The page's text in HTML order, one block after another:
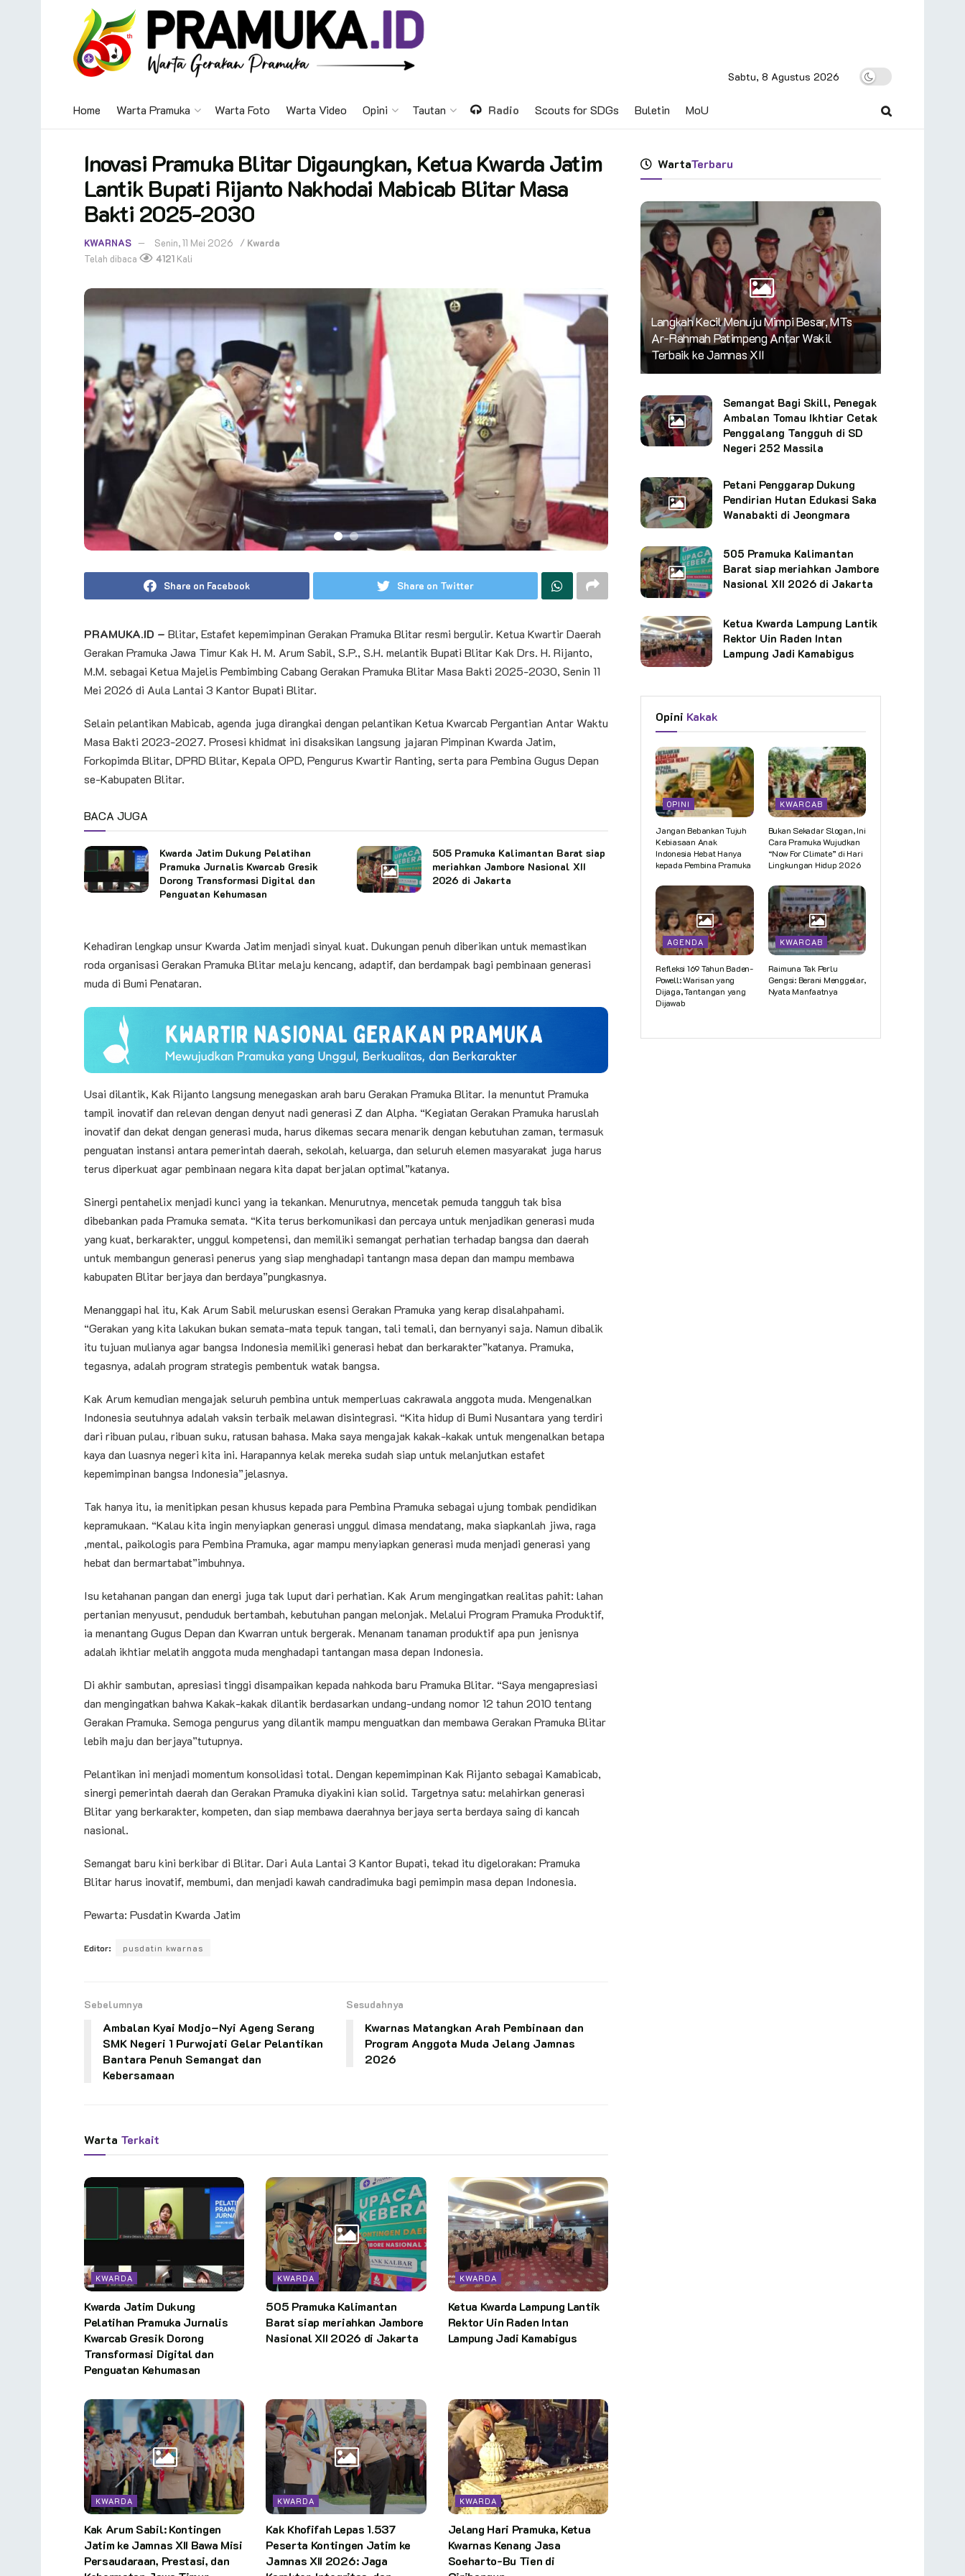
Sabtu, 8 Agustus 2026
Home Warta Pramuka Warta Foto Warta Video Opini Tautan Radio Scouts for SDGs Buletin MoU
Inovasi Pramuka Blitar Digaungkan, Ketua Kwarda Jatim
Lantik Bupati Rijanto Nakhodai Mabicab Blitar Masa
Bakti 2025-2030
KWARNAS Senin, 11 Mei 2026 / Kwarda
Telah dibaca
4121 Kali
Share on Facebook Share on Twitter
PRAMUKA.ID – Blitar, Estafet kepemimpinan Gerakan Pramuka Blitar resmi bergulir. Ketua Kwartir Daerah
Gerakan Pramuka Jawa Timur Kak H. M. Arum Sabil, S.P., S.H. melantik Bupati Blitar Kak Drs. H. Rijanto,
M.M. sebagai Ketua Majelis Pembimbing Cabang Gerakan Pramuka Blitar Masa Bakti 2025-2030, Senin 11
Mei 2026 di Aula Lantai 3 Kantor Bupati Blitar.
Selain pelantikan Mabicab, agenda juga dirangkai dengan pelantikan Ketua Kwarcab Pergantian Antar Waktu
Masa Bakti 2023-2027. Prosesi khidmat ini disaksikan langsung jajaran Pimpinan Kwarda Jatim,
Forkopimda Blitar, DPRD Blitar, Kepala OPD, Pengurus Kwartir Ranting, serta para Pembina Gugus Depan
se-Kabupaten Blitar.
BACA JUGA
Kwarda Jatim Dukung Pelatihan
Pramuka Jurnalis Kwarcab Gresik
Dorong Transformasi Digital dan
Penguatan Kehumasan
505 Pramuka Kalimantan Barat siap
meriahkan Jambore Nasional XII
2026 di Jakarta
Kehadiran lengkap unsur Kwarda Jatim menjadi sinyal kuat. Dukungan penuh diberikan untuk memastikan
roda organisasi Gerakan Pramuka Blitar melaju kencang, adaptif, dan berdampak bagi pembinaan generasi
muda di Bumi Penataran.
Usai dilantik, Kak Rijanto langsung menegaskan arah baru Gerakan Pramuka Blitar. Ia menuntut Pramuka
tampil inovatif dan relevan dengan denyut nadi generasi Z dan Alpha. “Kegiatan Gerakan Pramuka haruslah
inovatif dan dekat dengan generasi muda, harus dikemas secara menarik dengan kebutuhan zaman, termasuk
penguatan instansi antara pemerintah daerah, sekolah, keluarga, dan seluruh elemen masyarakat juga harus
terus diperkuat agar pembinaan negara kita dapat berjalan optimal”katanya.
Sinergi pentahelix menjadi kunci yang ia tekankan. Menurutnya, mencetak pemuda tangguh tak bisa
dibebankan pada Pramuka semata. “Kita terus berkomunikasi dan percaya untuk menjadikan generasi muda
yang kuat, berkarakter, unggul kompetensi, dan memiliki semangat perhatian terhadap bangsa dan daerah
untuk membangun generasi penerus yang siap menghadapi tantangn masa depan dan mampu membawa
kabupaten Blitar berjaya dan berdaya”pungkasnya.
Menanggapi hal itu, Kak Arum Sabil meluruskan esensi Gerakan Pramuka yang kerap disalahpahami.
“Gerakan yang kita lakukan bukan semata-mata tepuk tangan, tali temali, dan bernyanyi saja. Namun dibalik
itu tujuan mulianya agar bangsa Indonesia memiliki generasi hebat dan berkarakter”katanya. Pramuka,
tegasnya, adalah program strategis pembentuk watak bangsa.
Kak Arum kemudian mengajak seluruh pembina untuk memperluas cakrawala anggota muda. Mengenalkan
Indonesia seutuhnya adalah vaksin terbaik melawan disintegrasi. “Kita hidup di Bumi Nusantara yang terdiri
dari ribuan pulau, ribuan suku, ratusan bahasa. Maka saya mengajak kakak-kakak untuk mengenalkan betapa
kaya dan luasnya negeri kita ini. Harapannya kelak mereka sudah siap untuk melanjutkan estafet
kepemimpinan bangsa Indonesia”jelasnya.
Tak hanya itu, ia menitipkan pesan khusus kepada para Pembina Pramuka sebagai ujung tombak pendidikan
kepramukaan. “Kalau kita ingin menyiapkan generasi unggul dimasa mendatang, maka siapkanlah jiwa, raga
,mental, paikologis para Pembina Pramuka, agar mampu menyiapkan generasi muda menjadi generasi yang
hebat dan bermartabat”imbuhnya.
Isu ketahanan pangan dan energi juga tak luput dari perhatian. Kak Arum mengingatkan realitas pahit: lahan
pertanian menyusut, penduduk bertambah, kebutuhan pangan melonjak. Melalui Program Pramuka Produktif,
ia menantang Gugus Depan dan Kwarran untuk bergerak. Menanam tanaman produktif apa pun jenisnya
adalah ikhtiar melatih anggota muda menghadapi tantangan masa depan Indonesia.
Di akhir sambutan, apresiasi tinggi disampaikan kepada nahkoda baru Pramuka Blitar. “Saya mengapresiasi
dan mengingatkan bahwa Kakak-kakak dilantik berdasarkan undang-undang nomor 12 tahun 2010 tentang
Gerakan Pramuka. Semoga pengurus yang dilantik mampu menguatkan dan membawa Gerakan Pramuka Blitar
lebih maju dan berjaya”tutupnya.
Pelantikan ini menjadi momentum konsolidasi total. Dengan kepemimpinan Kak Rijanto sebagai Kamabicab,
sinergi pemerintah daerah dan Gerakan Pramuka diyakini kian solid. Targetnya satu: melahirkan generasi
Blitar yang berkarakter, kompeten, dan siap membawa daerahnya berjaya serta berdaya saing di kancah
nasional.
Semangat baru kini berkibar di Blitar. Dari Aula Lantai 3 Kantor Bupati, tekad itu digelorakan: Pramuka
Blitar harus inovatif, membumi, dan menjadi kawah candradimuka bagi pemimpin masa depan Indonesia.
Pewarta: Pusdatin Kwarda Jatim
Editor: pusdatin kwarnas
Sebelumnya
Ambalan Kyai Modjo–Nyi Ageng Serang
SMK Negeri 1 Purwojati Gelar Pelantikan
Bantara Penuh Semangat dan
Kebersamaan
Sesudahnya
Kwarnas Matangkan Arah Pembinaan dan
Program Anggota Muda Jelang Jamnas
2026
Warta Terkait
KWARDA
Kwarda Jatim Dukung
Pelatihan Pramuka Jurnalis
Kwarcab Gresik Dorong
Transformasi Digital dan
Penguatan Kehumasan
KWARDA
505 Pramuka Kalimantan
Barat siap meriahkan Jambore
Nasional XII 2026 di Jakarta
KWARDA
Ketua Kwarda Lampung Lantik
Rektor Uin Raden Intan
Lampung Jadi Kamabigus
KWARDA
Kak Arum Sabil: Kontingen
Jatim ke Jamnas XII Bawa Misi
Persaudaraan, Prestasi, dan
KWARDA
Kak Khofifah Lepas 1.537
Peserta Kontingen Jatim ke
Jamnas XII 2026: Jaga
KWARDA
Jelang Hari Pramuka, Ketua
Kwarnas Kenang Jasa
Soeharto-Bu Tien di
WartaTerbaru
Langkah Kecil Menuju Mimpi Besar, MTs
Ar-Rahmah Patimpeng Antar Wakil
Terbaik ke Jamnas XII
Semangat Bagi Skill, Penegak
Ambalan Tomau Ikhtiar Cetak
Penggalang Tangguh di SD
Negeri 252 Massila
Petani Penggarap Dukung
Pendirian Hutan Edukasi Saka
Wanabakti di Jeongmara
505 Pramuka Kalimantan
Barat siap meriahkan Jambore
Nasional XII 2026 di Jakarta
Ketua Kwarda Lampung Lantik
Rektor Uin Raden Intan
Lampung Jadi Kamabigus
Opini Kakak
OPINI
Jangan Bebankan Tujuh
Kebiasaan Anak
Indonesia Hebat Hanya
kepada Pembina Pramuka
KWARCAB
Bukan Sekadar Slogan, Ini
Cara Pramuka Wujudkan
“Now For Climate” di Hari
Lingkungan Hidup 2026
AGENDA
Refleksi 169 Tahun Baden-
Powell: Warisan yang
Dijaga, Tantangan yang
Dijawab
KWARCAB
Raimuna Tak Perlu
Gengsi: Berani Menggelar,
Nyata Manfaatnya